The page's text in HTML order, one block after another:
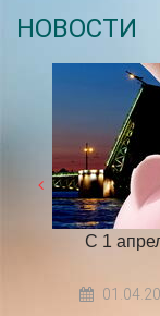
НОВОСТИ
С 1